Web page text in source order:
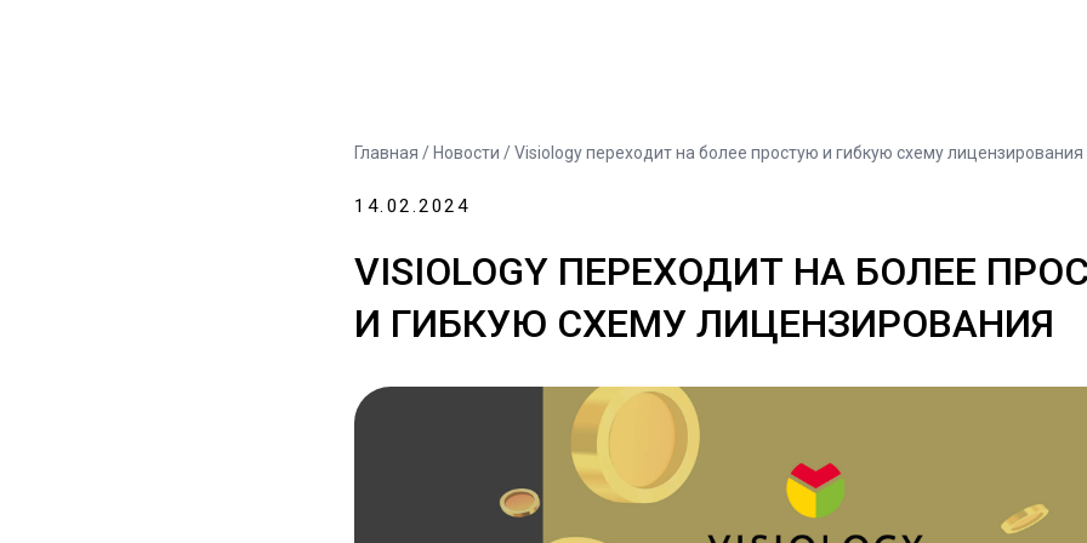
Главная / Новости / Visiology переходит на более простую и гибкую схему лицензирования
14.02.2024
VISIOLOGY ПЕРЕХОДИТ НА БОЛЕЕ
И ГИБКУЮ СХЕМУ ЛИЦЕНЗИРОВАНИЯ